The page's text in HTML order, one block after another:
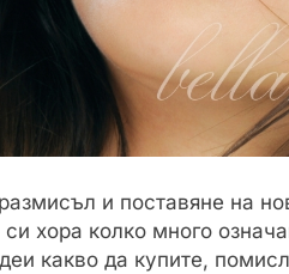
и поставяне на
хора колко много
какво да купите,